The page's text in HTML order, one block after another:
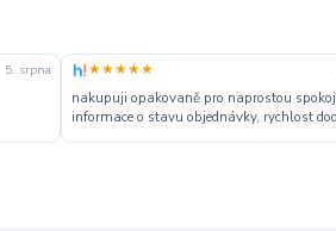
5. srpna ★★★★★
nakupuji opakovaně pro naprostou
informace o stavu objednávky, rychlost